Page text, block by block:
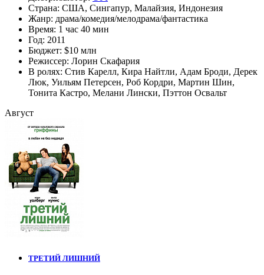
Страна: США, Сингапур, Малайзия, Индонезия
Жанр: драма/комедия/мелодрама/фантастика
Время: 1 час 40 мин
Год: 2011
Бюджет: $10 млн
Режиссер: Лорин Скафария
В ролях: Стив Карелл, Кира Найтли, Адам Броди, Дерек
Люк, Уильям Петерсен, Роб Кордри, Мартин Шин,
Тонита Кастро, Мелани Лински, Пэттон Освальт
Август
ТРЕТИЙ ЛИШНИЙ